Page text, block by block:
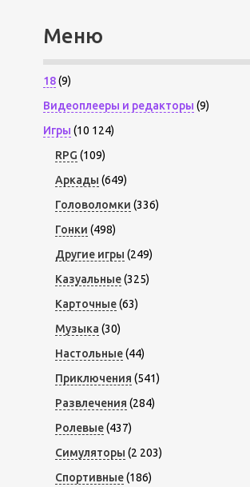
Меню
18(9)
Видеоплееры и редакторы (9)
Игры (10 124)
RPG (109)
Аркады (649)
Головоломки (336)
Гонки (498)
Другие игры (249)
Казуальные(325)
Карточные(63)
Музыка (30)
Настольные(44)
Приключения (541)
Развлечения (284)
Ролевые(437)
Симуляторы (2 203)
Спортивные(186)